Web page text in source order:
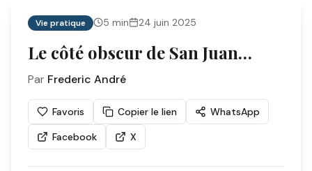
Vie pratique 5 min 24 juin 2025
Le côté obscur de San Juan…
Par Frederic André
Favoris Copier le lien
WhatsApp
Facebook
X